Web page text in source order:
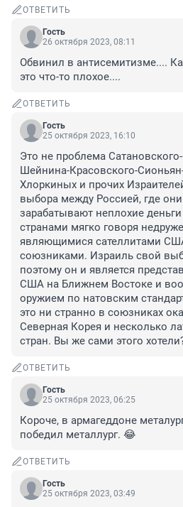
ОТВЕТИТЬ
Гость
26 октября 2023, 08:11
Обвинил в антисемитизме....
это что-то плохое....
ОТВЕТИТЬ
Гость
25 октября 2023, 16:10
Это не проблема
Шейнина-Красовского-
Хлоркиных и прочих
выбора между Россией, где
зарабатывают неплохие
странами мягко говоря
являющимися сателлитами
союзниками. Израиль свой
поэтому он и является
США на Ближнем Востоке и
оружием по натовским
это ни странно в союзниках
Северная Корея и несколько
стран. Вы же сами этого
ОТВЕТИТЬ
Гость
25 октября 2023, 06:25
Короче, в армагеддоне
победил металлург. 😂
ОТВЕТИТЬ
Гость
25 октября 2023, 03:49